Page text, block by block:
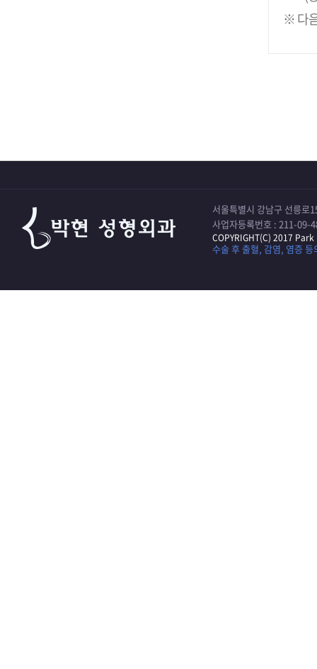
※ 다
서울특별시 강남구 선릉로
사업자등록번호 : 211-09-
COPYRIGHT(C) 2017
수술 후 출혈, 감염, 염증